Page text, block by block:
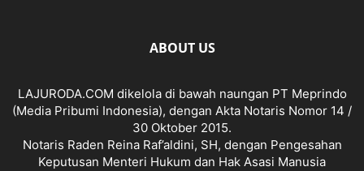
ABOUT US
LAJURODA.COM dikelola di bawah naungan PT Meprindo
(Media Pribumi Indonesia), dengan Akta Notaris Nomor 14 /
30 Oktober 2015.
Notaris Raden Reina Raf’aldini, SH, dengan Pengesahan
Keputusan Menteri Hukum dan Hak Asasi Manusia